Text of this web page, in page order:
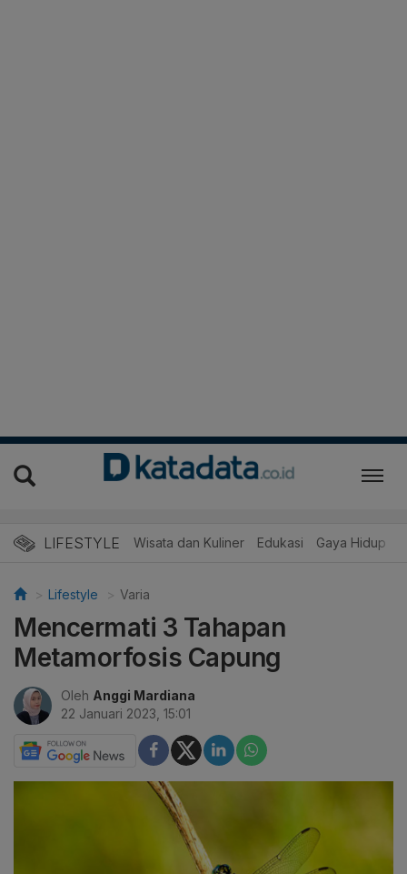
LIFESTYLE Wisata dan Kuliner Edukasi Gaya Hidup
Lifestyle Varia
Mencermati 3 Tahapan
Metamorfosis Capung
Oleh Anggi Mardiana
22 Januari 2023, 15:01